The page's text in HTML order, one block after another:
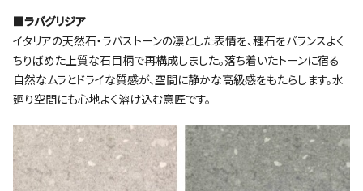
■ラバグリジア
イタリアの天然石・ラバストーンの凛とした表情を、種石をバランスよく
ちりばめた上質な石目柄で再構成しました。落ち着いたトーンに宿る
自然なムラとドライな質感が、空間に静かな高級感をもたらします。水
廻り空間にも心地よく溶け込む意匠です。